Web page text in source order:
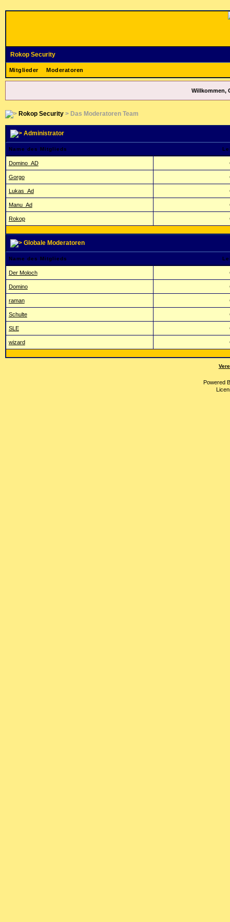
Rokop Security
Mitglieder Moderatoren
Willkommen,
Rokop Security> Das Moderatoren Team
Administrator
Name des Mitglieds
Domino_AD
Gorgo
Lukas_Ad
Manu_Ad
Rokop
Globale Moderatoren
Name des Mitglieds
Der Moloch
Domino
raman
Schulte
SLE
wizard
Powered